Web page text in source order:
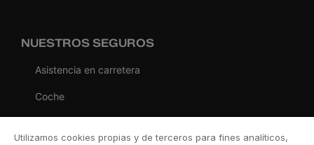
NUESTROS SEGUROS
Asistencia en carretera
Coche
Utilizamos cookies propias y de terceros para fines analíticos,